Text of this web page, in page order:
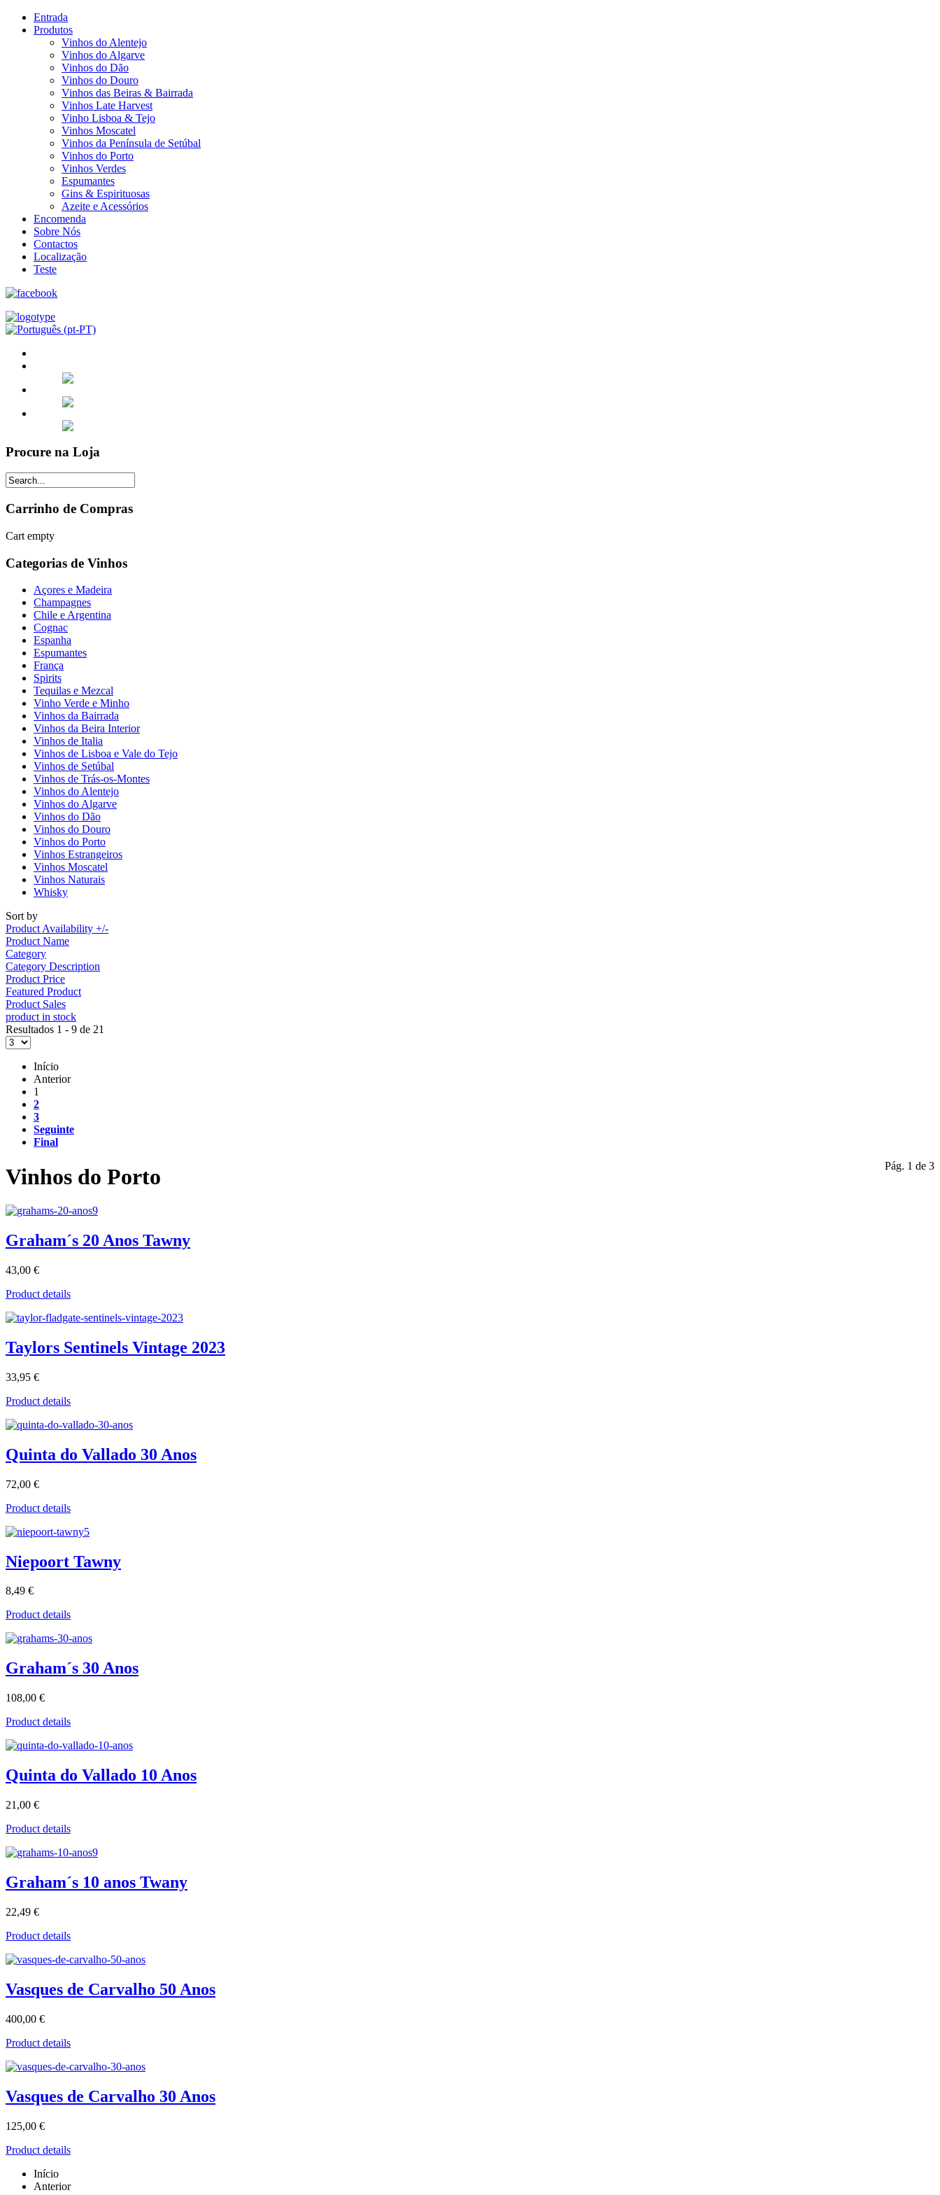
Entrada
Produtos
Vinhos do Alentejo
Vinhos do Algarve
Vinhos do Dão
Vinhos do Douro
Vinhos das Beiras & Bairrada
Vinhos Late Harvest
Vinho Lisboa & Tejo
Vinhos Moscatel
Vinhos da Península de Setúbal
Vinhos do Porto
Vinhos Verdes
Espumantes
Gins & Espirituosas
Azeite e Acessórios
Encomenda
Sobre Nós
Contactos
Localização
Teste
Procure na Loja
Carrinho de Compras
Cart empty
Categorias de Vinhos
Açores e Madeira
Champagnes
Chile e Argentina
Cognac
Espanha
Espumantes
França
Spirits
Tequilas e Mezcal
Vinho Verde e Minho
Vinhos da Bairrada
Vinhos da Beira Interior
Vinhos de Italia
Vinhos de Lisboa e Vale do Tejo
Vinhos de Setúbal
Vinhos de Trás-os-Montes
Vinhos do Alentejo
Vinhos do Algarve
Vinhos do Dão
Vinhos do Douro
Vinhos do Porto
Vinhos Estrangeiros
Vinhos Moscatel
Vinhos Naturais
Whisky
Sort by
Product Availability +/-
Product Name
Category
Category Description
Product Price
Featured Product
Product Sales
product in stock
Resultados 1 - 9 de 21
Início
Anterior
1
2
3
Seguinte
Final
Pág. 1 de 3
Vinhos do Porto
Graham´s 20 Anos Tawny
43,00 €
Product details
Taylors Sentinels Vintage 2023
33,95 €
Product details
Quinta do Vallado 30 Anos
72,00 €
Product details
Niepoort Tawny
8,49 €
Product details
Graham´s 30 Anos
108,00 €
Product details
Quinta do Vallado 10 Anos
21,00 €
Product details
Graham´s 10 anos Twany
22,49 €
Product details
Vasques de Carvalho 50 Anos
400,00 €
Product details
Vasques de Carvalho 30 Anos
125,00 €
Product details
Início
Anterior